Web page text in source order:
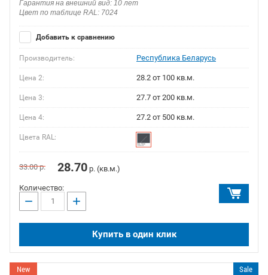
Гарантия на внешний вид: 10 лет
Цвет по таблице RAL: 7024
Добавить к сравнению
Производитель: Республика Беларусь
Цена 2: 28.2 от 100 кв.м.
Цена 3: 27.7 от 200 кв.м.
Цена 4: 27.2 от 500 кв.м.
Цвета RAL:
33.00р. 28.70 р. (кв.м.)
Количество:
− +
Купить в один клик
New Sale